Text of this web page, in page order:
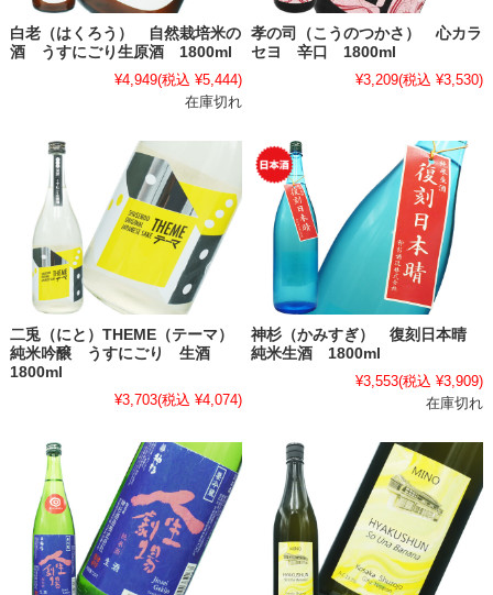
白老（はくろう） 自然栽培米の
酒 うすにごり生原酒 1800ml
¥4,949(税込 ¥5,444)
在庫切れ
孝の司（こうのつかさ） 心カラ
セヨ 辛口 1800ml
¥3,209(税込 ¥3,530)
二兎（にと）THEME（テーマ）
純米吟醸 うすにごり 生酒
1800ml
¥3,703(税込 ¥4,074)
神杉（かみすぎ） 復刻日本晴
純米生酒 1800ml
¥3,553(税込 ¥3,909)
在庫切れ